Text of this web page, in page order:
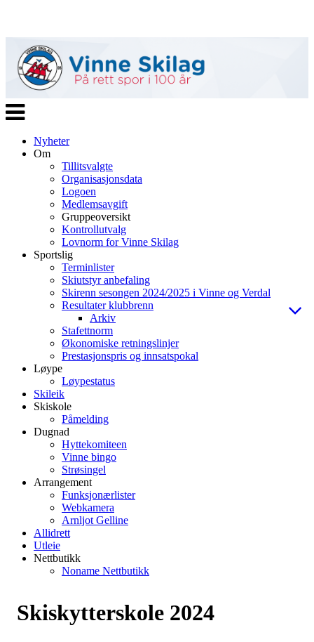
Veksle
navigasjon
Nyheter
Om
Tillitsvalgte
Organisasjonsdata
Logoen
Medlemsavgift
Gruppeoversikt
Kontrollutvalg
Lovnorm for Vinne Skilag
Sportslig
Terminlister
Skiutstyr anbefaling
Skirenn sesongen 2024/2025 i Vinne og Verdal
Resultater klubbrenn
Arkiv
Stafettnorm
Økonomiske retningslinjer
Prestasjonspris og innsatspokal
Løype
Løypestatus
Skileik
Skiskole
Påmelding
Dugnad
Hyttekomiteen
Vinne bingo
Strøsingel
Arrangement
Funksjonærlister
Webkamera
Arnljot Gelline
Allidrett
Utleie
Nettbutikk
Noname Nettbutikk
Skiskytterskole 2024